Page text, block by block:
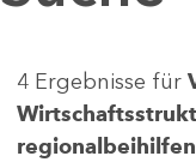
4 Ergebnisse für
regionalbeihilfen